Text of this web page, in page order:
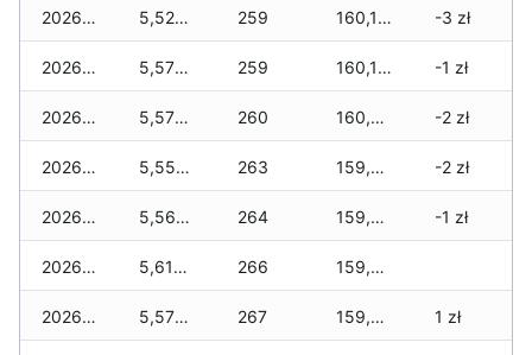
2026-07-17 5,520 zł 259 160,180 zł -3 zł
2026-07-16 5,570 zł 259 160,160 zł -1 zł
2026-07-15 5,570 zł 260 160,030 zł -2 zł
2026-07-14 5,550 zł 263 159,860 zł -2 zł
2026-07-13 5,560 zł 264 159,840 zł -1 zł
2026-07-12 5,610 zł 266 159,600 zł
2026-07-11 5,570 zł 267 159,330 zł 1 zł